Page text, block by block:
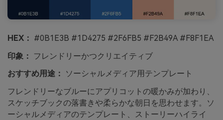
HEX： #0B1E3B #1D4275 #2F6FB5 #F2B49A #F8F1EA
印象：
フレンドリーかつクリエイティブ
おすすめ用途：
ソーシャルメディア用テンプレート
フレンドリーなブルーにアプリコットの暖かみが加わり、
スケッチブックの落書きや柔らかな朝日を思わせます。ソ
ーシャルメディアのテンプレート、ストーリーハイライ